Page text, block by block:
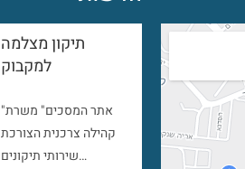
תיקון מצלמה
למקבוק
"אתר המסכים" משרת
קהילה צרכנית הצורכת
שירותי תיקונים…